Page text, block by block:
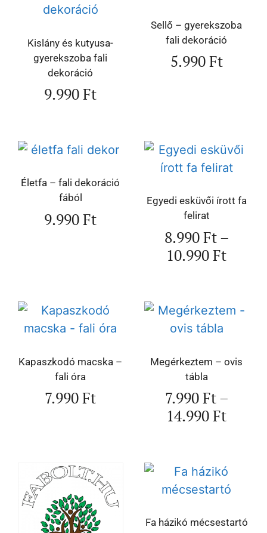
Kislány és kutyusa-
gyerekszoba fali
dekoráció
9.990Ft
Sellő – gyerekszoba
fali dekoráció
5.990Ft
Életfa – fali dekoráció
fából
9.990Ft
Egyedi esküvői írott fa
felirat
8.990Ft–
10.990Ft
Kapaszkodó macska –
fali óra
7.990Ft
Megérkeztem – ovis
tábla
7.990Ft–
14.990Ft
Fa házikó mécsestartó